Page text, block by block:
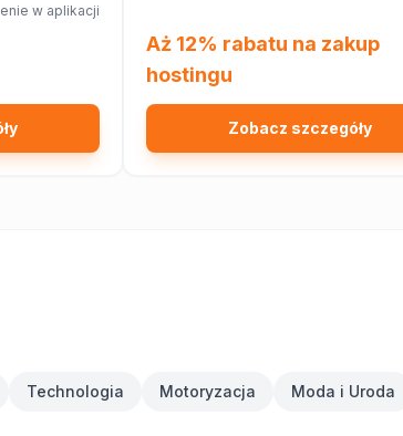
w aplikacji
Aż 12% rabatu na zakup
hostingu
Zobacz szczegóły
Technologia Motoryzacja Moda i Uroda